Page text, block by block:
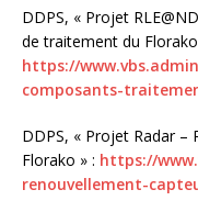
DDPS, « Projet
de traitement du
https://
composants-
DDPS, « Projet Radar –
Florako » : https://
renouvellement-